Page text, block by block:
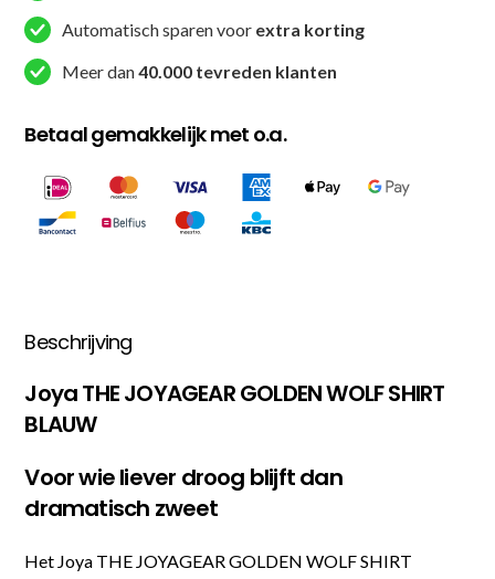
Automatisch sparen voor extra korting
Meer dan40.000 tevreden klanten
Betaal gemakkelijk met o.a.
Beschrijving
Joya THE JOYAGEAR GOLDEN WOLF SHIRT
BLAUW
Voor wie liever droog blijft dan
dramatisch zweet
Het Joya THE JOYAGEAR GOLDEN WOLF SHIRT